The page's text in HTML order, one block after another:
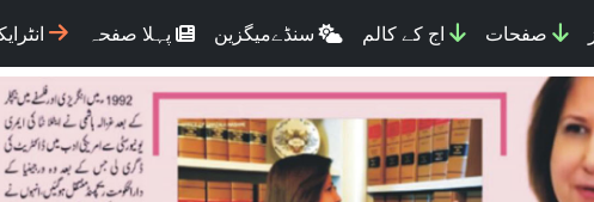
انٹرایکٹو پئپر پہلا صفحہ سنڈےمیگزین اج کے کالم صفحات